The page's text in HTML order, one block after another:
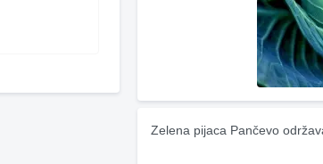
Zelena pijaca Pančevo